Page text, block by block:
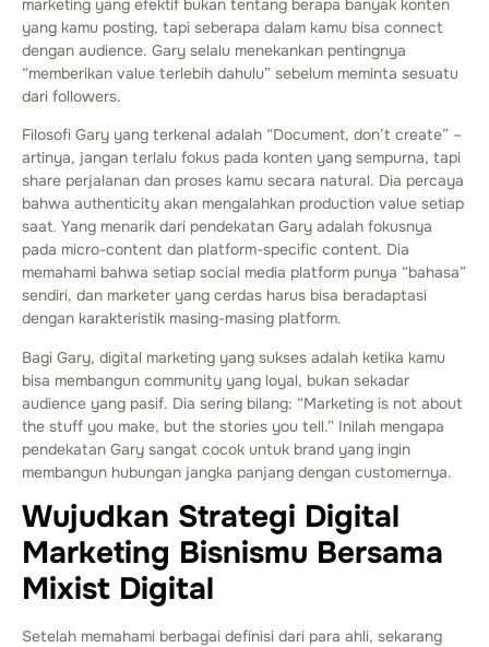
marketing yang efektif bukan tentang berapa banyak konten
yang kamu posting, tapi seberapa dalam kamu bisa connect
dengan audience. Gary selalu menekankan pentingnya
“memberikan value terlebih dahulu” sebelum meminta sesuatu
dari followers.
Filosofi Gary yang terkenal adalah “Document, don’t create” –
artinya, jangan terlalu fokus pada konten yang sempurna, tapi
share perjalanan dan proses kamu secara natural. Dia percaya
bahwa authenticity akan mengalahkan production value setiap
saat. Yang menarik dari pendekatan Gary adalah fokusnya
pada micro-content dan platform-specific content. Dia
memahami bahwa setiap social media platform punya “bahasa”
sendiri, dan marketer yang cerdas harus bisa beradaptasi
dengan karakteristik masing-masing platform.
Bagi Gary, digital marketing yang sukses adalah ketika kamu
bisa membangun community yang loyal, bukan sekadar
audience yang pasif. Dia sering bilang: “Marketing is not about
the stuff you make, but the stories you tell.” Inilah mengapa
pendekatan Gary sangat cocok untuk brand yang ingin
membangun hubungan jangka panjang dengan customernya.
Wujudkan Strategi Digital
Marketing Bisnismu Bersama
Mixist Digital
Setelah memahami berbagai definisi dari para ahli, sekarang